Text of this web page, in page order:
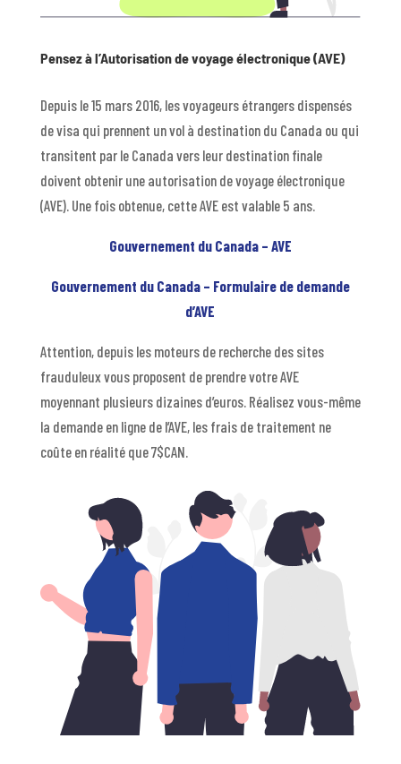
Pensez à l’Autorisation de voyage électronique (AVE)
Depuis le 15 mars 2016, les voyageurs étrangers dispensés
de visa qui prennent un vol à destination du Canada ou qui
transitent par le Canada vers leur destination finale
doivent obtenir une autorisation de voyage électronique
(AVE). Une fois obtenue, cette AVE est valable 5 ans.
Gouvernement du Canada – AVE
Gouvernement du Canada – Formulaire de demande
d’AVE
Attention, depuis les moteurs de recherche des sites
frauduleux vous proposent de prendre votre AVE
moyennant plusieurs dizaines d’euros. Réalisez vous-même
la demande en ligne de l’AVE, les frais de traitement ne
coûte en réalité que 7$CAN.